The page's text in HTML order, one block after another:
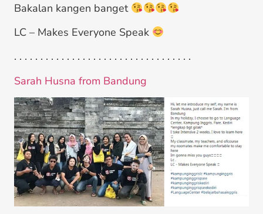
Bakalan kangen banget
LC – Makes Everyone Speak
. . . . . . . . . . . . . . . . . . . . . . . . . . . . . . . . . .
Sarah Husna from Bandung